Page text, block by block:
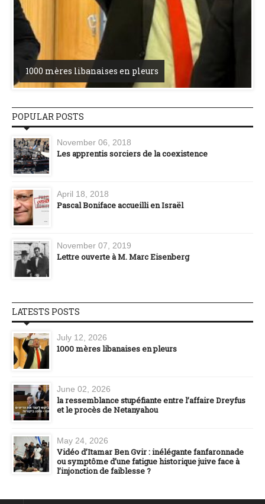
1000 mères libanaises en pleurs
POPULAR POSTS
November 06, 2018
Les apprentis sorciers de la coexistence
April 18, 2018
Pascal Boniface accueilli en Israël
November 07, 2019
Lettre ouverte à M. Marc Eisenberg
LATESTS POSTS
July 12, 2026
1000 mères libanaises en pleurs
June 02, 2026
la ressemblance stupéfiante entre l’affaire Dreyfus
et le procès de Netanyahou
May 24, 2026
Vidéo d’Itamar Ben Gvir : inélégante fanfaronnade
ou symptôme d’une fatigue historique juive face à
l’injonction de faiblesse ?